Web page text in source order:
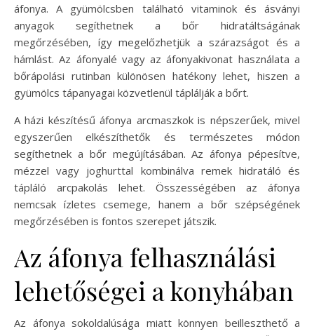
áfonya. A gyümölcsben található vitaminok és ásványi
anyagok segíthetnek a bőr hidratáltságának
megőrzésében, így megelőzhetjük a szárazságot és a
hámlást. Az áfonyalé vagy az áfonyakivonat használata a
bőrápolási rutinban különösen hatékony lehet, hiszen a
gyümölcs tápanyagai közvetlenül táplálják a bőrt.
A házi készítésű áfonya arcmaszkok is népszerűek, mivel
egyszerűen elkészíthetők és természetes módon
segíthetnek a bőr megújításában. Az áfonya pépesítve,
mézzel vagy joghurttal kombinálva remek hidratáló és
tápláló arcpakolás lehet. Összességében az áfonya
nemcsak ízletes csemege, hanem a bőr szépségének
megőrzésében is fontos szerepet játszik.
Az áfonya felhasználási
lehetőségei a konyhában
Az áfonya sokoldalúsága miatt könnyen beilleszthető a